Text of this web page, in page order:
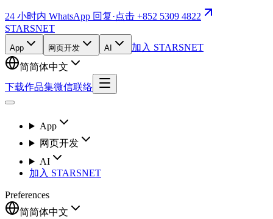
24 小时内 WhatsApp 回复·点击 +852 5309 4822
STARSNET
App 网页开发 AI
加入 STARSNET
简简体中文
下载作品集微信联络
App
网页开发
AI
加入 STARSNET
Preferences
简简体中文